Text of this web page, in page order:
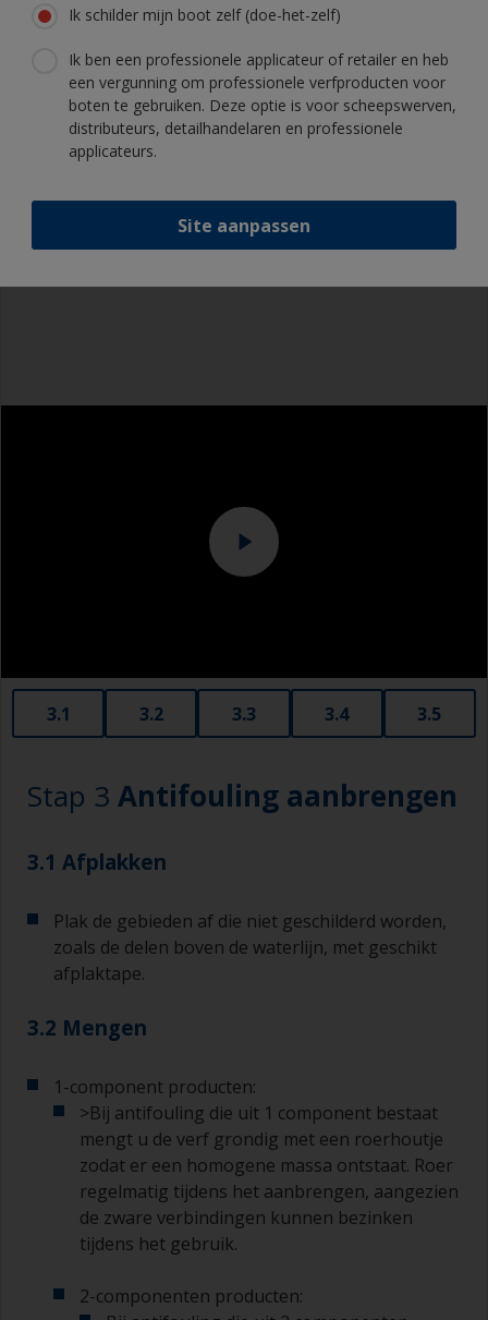
Professionele tips
De verf gaat langer mee als u het gebied nat
schuurt met schuurpapier korrelgrofte P120
voor de verwijdering van de bovenste laag van
de oude antifouling (de looglaag). Dit verlaagt
het risico van onthechtingsproblemen.
aan in lichte mate nat te schuren in de buurt van
Benodigdheden die u nodig heeft
Schuurpapier 120 korrelgrootte (verschillende
stappen voor oppervlaktevoorbehandeling)
Oplosmiddel om schoon te maken
Nitryl handschoenen
Stofmasker
3.1 3.2 3.3 3.4 3.5
Stap 3 Antifouling aanbrengen
3.1 Afplakken
Plak de gebieden af die niet geschilderd worden,
zoals de delen boven de waterlijn, met geschikt
afplaktape.
3.2 Mengen
1-component producten:
>Bij antifouling die uit 1 component bestaat
mengt u de verf grondig met een roerhoutje
zodat er een homogene massa ontstaat. Roer
regelmatig tijdens het aanbrengen, aangezien
de zware verbindingen kunnen bezinken
tijdens het gebruik.
2-componenten producten:
Ik schilder mijn boot zelf (doe-het-zelf)
Ik ben een professionele applicateur of retailer en heb
een vergunning om professionele verfproducten voor
boten te gebruiken. Deze optie is voor scheepswerven,
distributeurs, detailhandelaren en professionele
applicateurs.
Site aanpassen